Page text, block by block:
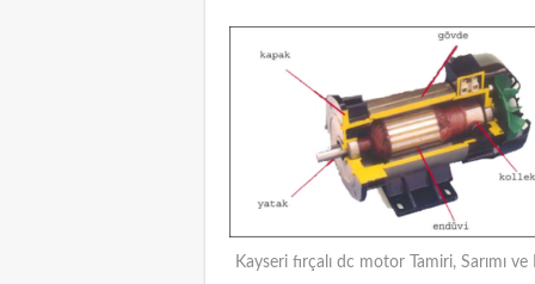
Kayseri fırçalı dc motor Tamiri, Sarımı ve